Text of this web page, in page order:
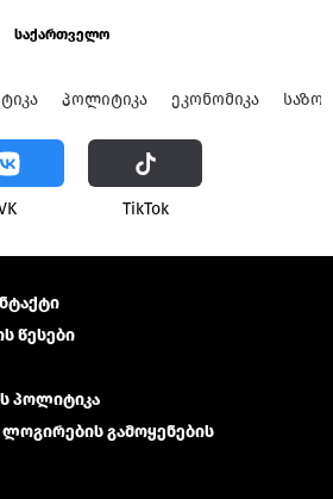
საქართველო
ᲞᲝᲚᲘᲢᲘᲙᲐ ᲔᲙᲝᲜᲝᲛᲘᲙᲐ
ТikТоk
წესები
პოლიტიკა
გამოყენების